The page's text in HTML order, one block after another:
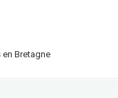
en Bretagne